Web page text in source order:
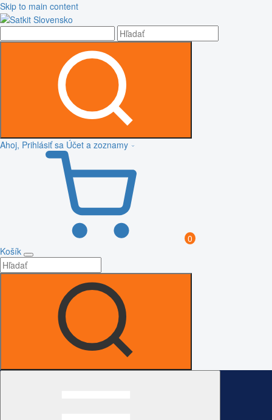
Skip to main content
Ahoj, Prihlásiť sa Účet a zoznamy
0
Košík